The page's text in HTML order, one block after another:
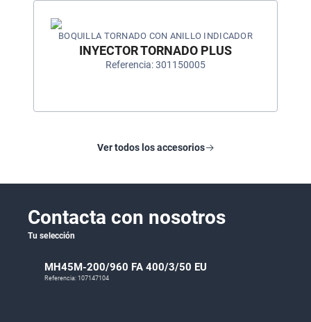
BOQUILLA TORNADO CON ANILLO INDICADOR
INYECTOR TORNADO PLUS
Referencia: 301150005
Ver todos los accesorios
Contacta con nosotros
Tu selección
MH45M-200/960 FA 400/3/50 EU
Referencia: 107147104